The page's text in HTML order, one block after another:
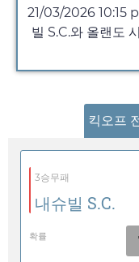
21/03/2026 10:15
빌 S.C.와 올랜도
킥오프
3승무패
내슈빌 S.C.
확률